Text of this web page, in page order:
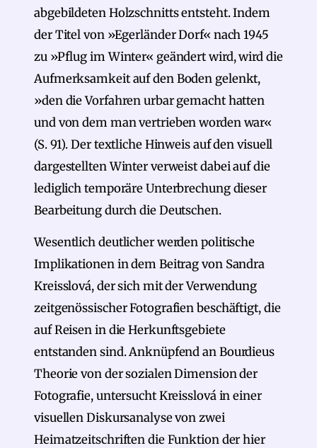
abgebildeten Holzschnitts entsteht. Indem
der Titel von »Egerländer Dorf« nach 1945
zu »Pflug im Winter« geändert wird, wird die
Aufmerksamkeit auf den Boden gelenkt,
»den die Vorfahren urbar gemacht hatten
und von dem man vertrieben worden war«
(S. 91). Der textliche Hinweis auf den visuell
dargestellten Winter verweist dabei auf die
lediglich temporäre Unterbrechung dieser
Bearbeitung durch die Deutschen.
Wesentlich deutlicher werden politische
Implikationen in dem Beitrag von Sandra
Kreisslová, der sich mit der Verwendung
zeitgenössischer Fotografien beschäftigt, die
auf Reisen in die Herkunftsgebiete
entstanden sind. Anknüpfend an Bourdieus
Theorie von der sozialen Dimension der
Fotografie, untersucht Kreisslová in einer
visuellen Diskursanalyse von zwei
Heimatzeitschriften die Funktion der hier